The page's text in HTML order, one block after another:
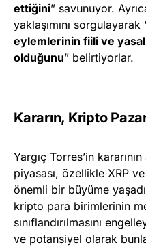
ettiğini” savunuyor.
yaklaşımını sorgulayarak
eylemlerinin fiili ve yasal
olduğunu” belirtiyorlar.
Kararın, Kripto
Yargıç Torres’in
piyasası, özellikle XRP
önemli bir büyüme
kripto para birimlerinin
sınıflandırılmasını
ve potansiyel olarak